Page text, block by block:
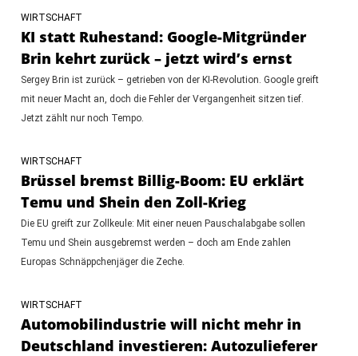
WIRTSCHAFT
KI statt Ruhestand: Google-Mitgründer
Brin kehrt zurück – jetzt wird’s ernst
Sergey Brin ist zurück – getrieben von der KI-Revolution. Google greift
mit neuer Macht an, doch die Fehler der Vergangenheit sitzen tief.
Jetzt zählt nur noch Tempo.
WIRTSCHAFT
Brüssel bremst Billig-Boom: EU erklärt
Temu und Shein den Zoll-Krieg
Die EU greift zur Zollkeule: Mit einer neuen Pauschalabgabe sollen
Temu und Shein ausgebremst werden – doch am Ende zahlen
Europas Schnäppchenjäger die Zeche.
WIRTSCHAFT
Automobilindustrie will nicht mehr in
Deutschland investieren: Autozulieferer